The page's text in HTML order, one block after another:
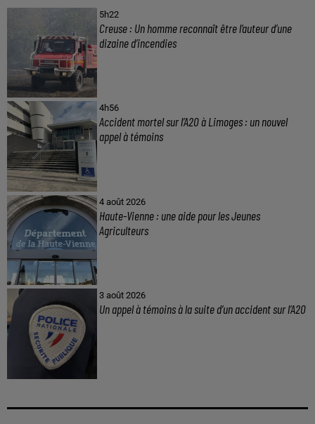
5h22
Creuse : Un homme reconnaît être l’auteur d’une
dizaine d’incendies
4h56
Accident mortel sur l’A20 à Limoges : un nouvel
appel à témoins
4 août 2026
Haute-Vienne : une aide pour les Jeunes
Agriculteurs
3 août 2026
Un appel à témoins à la suite d’un accident sur l’A20